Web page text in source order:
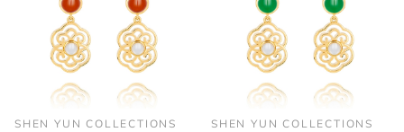
SHEN YUN COLLECTIONS SHEN YUN COLLECTIONS